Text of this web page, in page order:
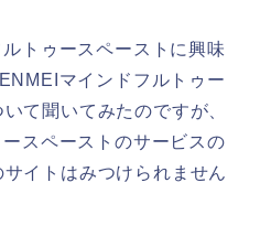
トゥースペーストに興味
マインドフルトゥー
て聞いてみたのですが、
スペーストのサービスの
イトはみつけられません